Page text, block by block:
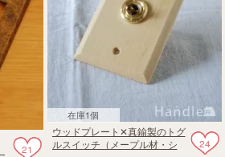
21
在庫1個
24
ウッドプレート✕真鍮製のトグ
ルスイッチ（メープル材・シ